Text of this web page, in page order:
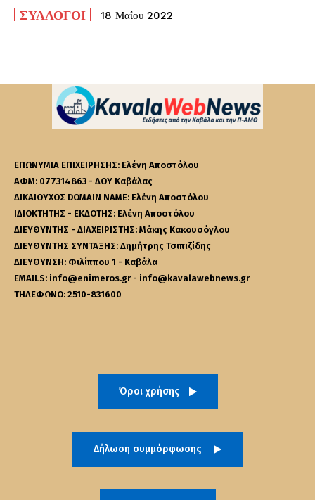
ΣΎΛΛΟΓΟΙ 18 Μαΐου 2022
ΕΠΩΝΥΜΙΑ ΕΠΙΧΕΙΡΗΣΗΣ: Ελένη Αποστόλου
ΑΦΜ: 077314863 - ΔΟΥ Καβάλας
ΔΙΚΑΙΟΥΧΟΣ DOMAIN NAME: Ελένη Αποστόλου
ΙΔΙΟΚΤΗΤΗΣ - ΕΚΔΟΤΗΣ: Ελένη Αποστόλου
ΔΙΕΥΘΥΝΤΗΣ - ΔΙΑΧΕΙΡΙΣΤΗΣ: Μάκης Κακουσόγλου
ΔΙΕΥΘΥΝΤΗΣ ΣΥΝΤΑΞΗΣ: Δημήτρης Τσιπιζίδης
ΔΙΕΥΘΥΝΣΗ: Φιλίππου 1 - Καβάλα
EMAILS: info@enimeros.gr - info@kavalawebnews.gr
ΤΗΛΕΦΩΝΟ: 2510-831600
Όροι χρήσης
Δήλωση συμμόρφωσης